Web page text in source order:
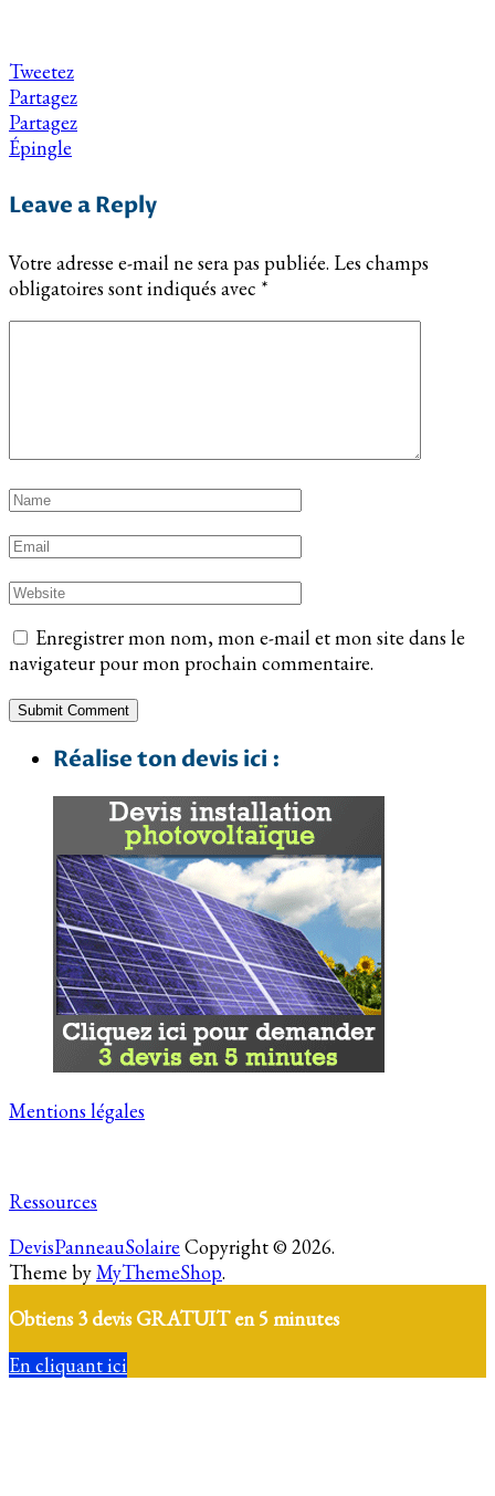
Tweetez
Partagez
Partagez
Épingle
Leave a Reply
Votre adresse e-mail ne sera pas publiée. Les champs
obligatoires sont indiqués avec *
Enregistrer mon nom, mon e-mail et mon site dans le
navigateur pour mon prochain commentaire.
Réalise ton devis ici :
Mentions légales
Ressources
DevisPanneauSolaire Copyright © 2026.
Theme byMyThemeShop.
Obtiens 3 devis GRATUIT en 5 minutes
En cliquant ici